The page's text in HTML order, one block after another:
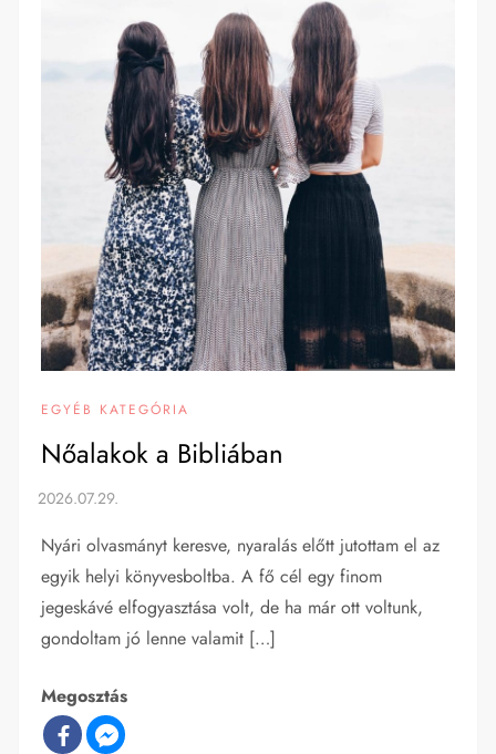
EGYÉB KATEGÓRIA
Nőalakok a Bibliában
Nyári olvasmányt keresve, nyaralás előtt jutottam el az
egyik helyi könyvesboltba. A fő cél egy finom
jegeskávé elfogyasztása volt, de ha már ott voltunk,
gondoltam jó lenne valamit […]
Megosztás